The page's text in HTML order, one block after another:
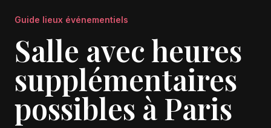
Guide lieux événementiels
Salle avec heures
supplémentaires
possibles à Paris